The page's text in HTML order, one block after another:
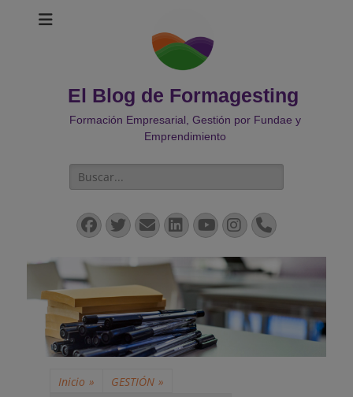
El Blog de Formagesting
Formación Empresarial, Gestión por Fundae y
Emprendimiento
Buscar:
Facebook
Twitter
Correo
electrónico
LinkedIn
YouTube
Instagram
Teléfono
Inicio » GESTIÓN »